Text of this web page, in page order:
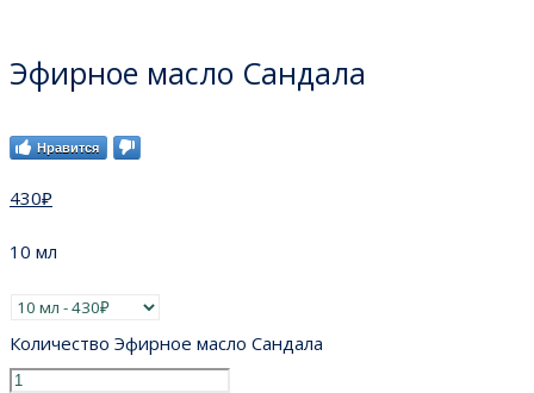
Эфирное масло Сандала
Нравится
430₽
10 мл
Количество Эфирное масло Сандала